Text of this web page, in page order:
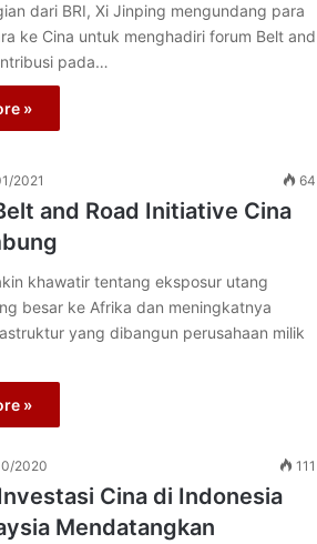
dari BRI, Xi Jinping mengundang para
ke Cina untuk menghadiri forum Belt and
pada…
»
2021 64
and Road Initiative Cina
khawatir tentang eksposur utang
besar ke Afrika dan meningkatnya
yang dibangun perusahaan milik
»
2020 111
Cina di Indonesia
Mendatangkan